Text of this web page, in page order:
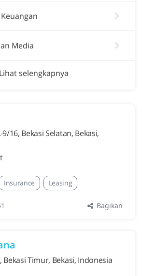
Media
Lihat selengkapnya
9/16, Bekasi Selatan, Bekasi,
Insurance Leasing
Bagikan
Bekasi Timur, Bekasi, Indonesia